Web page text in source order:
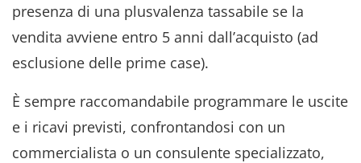
presenza di una plusvalenza tassabile se la
vendita avviene entro 5 anni dall’acquisto (ad
esclusione delle prime case).
È sempre raccomandabile programmare le uscite
e i ricavi previsti, confrontandosi con un
commercialista o un consulente specializzato,